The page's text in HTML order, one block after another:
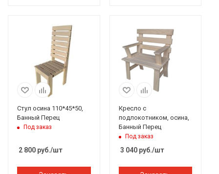
Стул осина 110*45*50,
Банный Перец
Под заказ
2 800 руб./шт
Кресло с
подлокотником, осина,
Банный Перец
Под заказ
3 040руб./шт